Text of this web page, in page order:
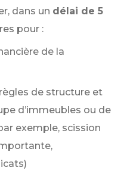
dans un délai de 5
pour :
de la
de structure et
d’immeubles ou de
exemple, scission